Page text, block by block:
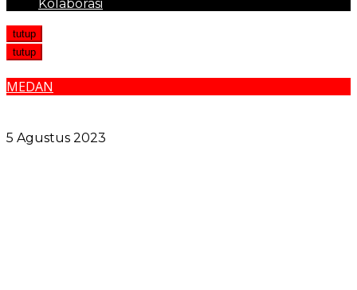
Kolaborasi
tutup
tutup
MEDAN
5 Agustus 2023